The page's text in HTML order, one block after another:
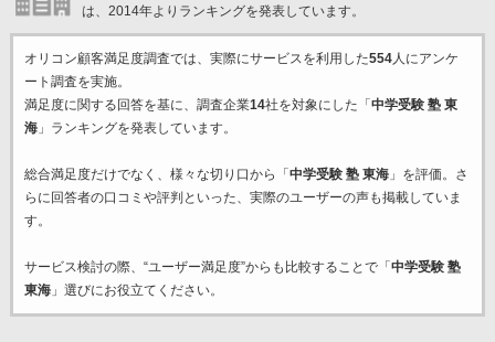
は、2014年よりランキングを発表しています。
オリコン顧客満足度調査では、実際にサービスを利用した554人にアンケ
ート調査を実施。
満足度に関する回答を基に、調査企業14社を対象にした「 中学受験 塾 東
海」ランキングを発表しています。
総合満足度だけでなく、様々な切り口から「 中学受験 塾 東海」を評価。さ
らに回答者の口コミや評判といった、実際のユーザーの声も掲載していま
す。
サービス検討の際、“ユーザー満足度”からも比較することで「 中学受験 塾
東海」選びにお役立てください。